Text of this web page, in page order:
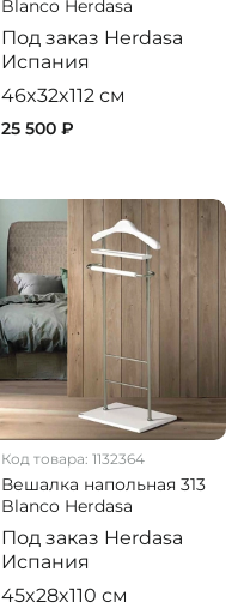
Blanco Herdasa
Под заказ Herdasa
Испания
46x32x112 см
25 500 ₽
Код товара: 1132364
Вешалка напольная 313
Blanco Herdasa
Под заказ Herdasa
Испания
45x28x110 см